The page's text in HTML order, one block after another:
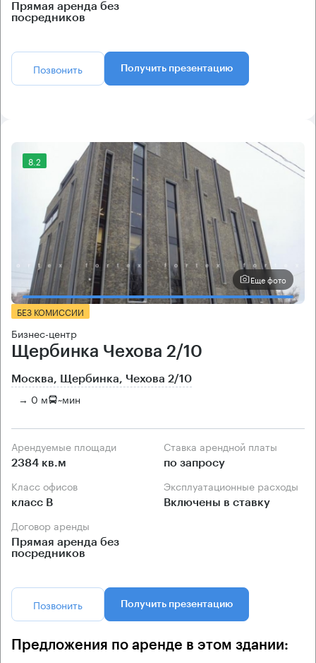
Прямая аренда без
посредников
Позвонить Получить презентацию
8.2
Еще фото
БЕЗ КОМИССИИ
Бизнес-центр
Щербинка Чехова 2/10
Москва, Щербинка, Чехова 2/10
→ 0 м ~мин
Арендуемые площади
2384 кв.м
Ставка арендной платы
по запросу
Класс офисов
класс B
Эксплуатационные расходы
Включены в ставку
Договор аренды
Прямая аренда без
посредников
Позвонить Получить презентацию
Предложения по аренде в этом здании: